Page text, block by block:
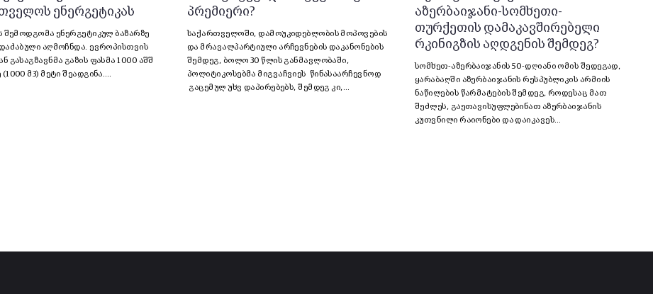
ენერგეტიკას
შემოდგომა ენერგეტიკულ ბაზარზე
აღმოჩნდა. ევროპისთვის
გასაგზავნმა გაზის ფასმა 1000 აშშ
მ3) მეტი შეადგინა.…
პრემიერი?
საქართველოში, დამოუკიდებლობის მოპოვების
და მრავალპარტიული არჩევნების დაკანონების
შემდეგ, ბოლო 30 წლის განმავლობაში,
პოლიტიკოსებმა მიგვაჩვიეს წინასაარჩევნოდ
გაცემულ უხვ დაპირებებს, შემდეგ კი,…
აზერბაიჯანი-სომხეთი-
თურქეთის დამაკავშირებელი
რკინიგზის აღდგენის შემდეგ?
სომხეთ-აზერბაიჯანის 50-დღიანი ომის შედეგად,
ყარაბაღში აზერბაიჯანის რესპუბლიკის არმიის
ნაწილების წარმატების შემდეგ, როდესაც მათ
შეძლეს, გაეთავისუფლებინათ აზერბაიჯანის
კუთვნილი რაიონები და დაიკავეს…